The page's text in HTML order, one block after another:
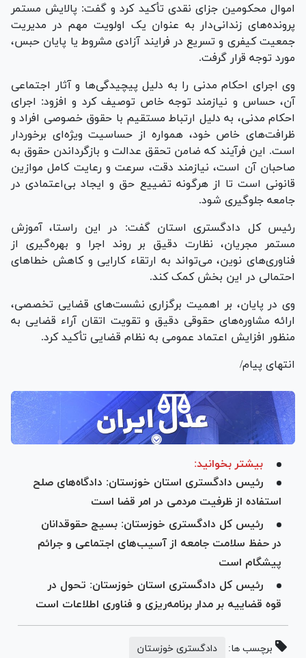
اموال محکومین جزای نقدی تأکید کرد و گفت: پالایش مستمر
پرونده‌های زندانی‌دار به عنوان یک اولویت مهم در مدیریت
جمعیت کیفری و تسریع در فرایند آزادی مشروط یا پایان حبس،
مورد توجه قرار گرفت.
وی اجرای احکام مدنی را به دلیل پیچیدگی‌ها و آثار اجتماعی
آن، حساس و نیازمند توجه خاص توصیف کرد و افزود: اجرای
احکام مدنی، به دلیل ارتباط مستقیم با حقوق خصوصی افراد و
ظرافت‌های خاص خود، همواره از حساسیت ویژه‌ای برخوردار
است. این فرآیند که ضامن تحقق عدالت و بازگرداندن حقوق به
صاحبان آن است، نیازمند دقت، سرعت و رعایت کامل موازین
قانونی است تا از هرگونه تضییع حق و ایجاد بی‌اعتمادی در
جامعه جلوگیری شود.
رئیس کل دادگستری استان گفت: در این راستا، آموزش
مستمر مجریان، نظارت دقیق بر روند اجرا و بهره‌گیری از
فناوری‌های نوین، می‌تواند به ارتقاء کارایی و کاهش خطا‌های
احتمالی در این بخش کمک کند.
وی در پایان، بر اهمیت برگزاری نشست‌های قضایی تخصصی،
ارائه مشاوره‌های حقوقی دقیق و تقویت اتقان آراء قضایی به
منظور افزایش اعتماد عمومی به نظام قضایی تأکید کرد.
انتهای پیام/
بیشتر بخوانید:
رئیس دادگستری استان خوزستان: دادگاه‌های صلح
استفاده از ظرفیت مردمی در امر قضا است
رئیس کل دادگستری خوزستان: بسیج حقوقدانان
در حفظ سلامت جامعه از آسیب‌های اجتماعی و جرائم
پیشگام است
رئیس کل دادگستری استان خوزستان: تحول در
قوه قضاییه بر مدار برنامه‌ریزی و فناوری اطلاعات است
برچسب ها: دادگستری خوزستان